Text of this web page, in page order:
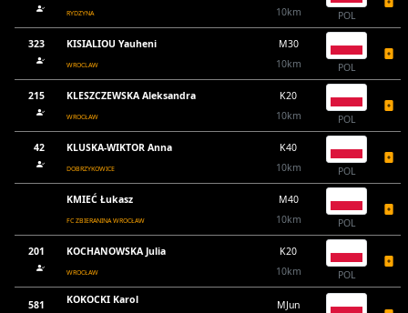
RYDZYNA
10km
POL
323 KISIALIOU Yauheni
WROCLAW
M30
10km
POL
215 KLESZCZEWSKA Aleksandra
WROCŁAW
K20
10km
POL
42 KLUSKA-WIKTOR Anna
DOBRZYKOWICE
K40
10km
POL
KMIEĆ Łukasz
FC ZBIERANINA WROCŁAW
M40
10km
POL
201 KOCHANOWSKA Julia
WROCŁAW
K20
10km
POL
581 KOKOCKI Karol
MJun